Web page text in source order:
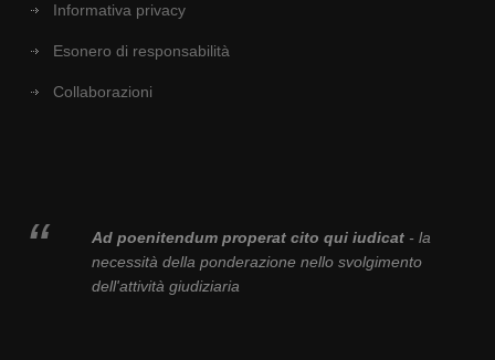
Informativa privacy
Esonero di responsabilità
Collaborazioni
Ad poenitendum properat cito qui iudicat- la
necessità della ponderazione nello svolgimento
dell'attività giudiziaria